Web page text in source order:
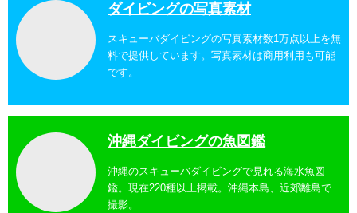
ダイビングの写真素材
スキューバダイビングの写真素材数1万点以上を無
料で提供しています。写真素材は商用利用も可能
です。
沖縄ダイビングの魚図鑑
沖縄のスキューバダイビングで見れる海水魚図
鑑。現在220種以上掲載。沖縄本島、近郊離島で
撮影。